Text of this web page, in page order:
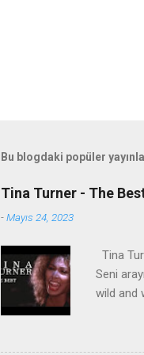
Bu blogdaki popüler
Tina Turner - The
-Mayıs 24, 2023
Tina
Seni
wild and
dünyası